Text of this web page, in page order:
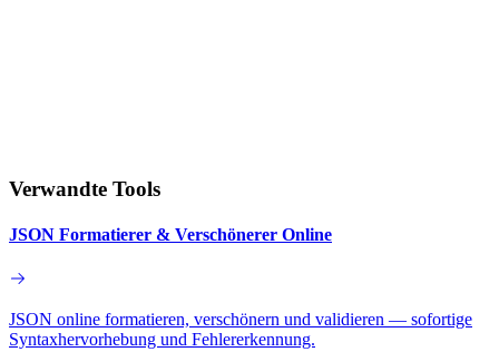
Verwandte Tools
JSON Formatierer & Verschönerer Online
JSON online formatieren, verschönern und validieren — sofortige
Syntaxhervorhebung und Fehlererkennung.